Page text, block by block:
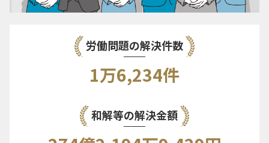
労働問題の解決件数
1万6,234件
和解等の解決金額